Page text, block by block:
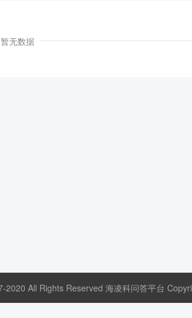
暂无数据
2020 All Rights Reserved 海凌科问答平台